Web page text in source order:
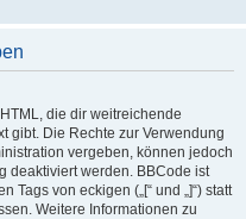
die dir weitreichende
gibt. Die Rechte zur Verwendung
vergeben, können jedoch
deaktiviert werden. BBCode ist
von eckigen („[“ und „]“) statt
Weitere Informationen zu